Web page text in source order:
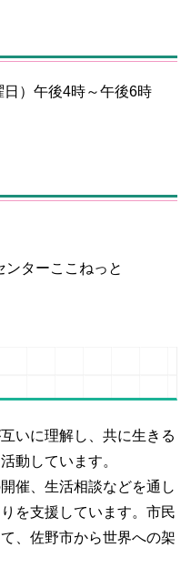
）午後4時～午後6時
ターここねっと
いに理解し、共に生きる
動しています。
催、生活相談などを通し
を支援しています。市民
、佐野市から世界への架